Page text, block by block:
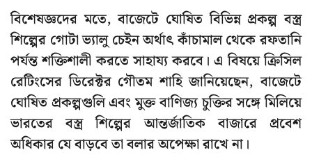
বিশেষজ্ঞদের মতে, বাজেটে ঘোষিত বিভিন্ন প্রকল্প বস্ত্র
শিল্পের গোটা ভ্যালু চেইন অর্থাৎ কাঁচামাল থেকে রফতানি
পর্যন্ত শক্তিশালী করতে সাহায্য করবে। এ বিষয়ে ক্রিসিল
রেটিংসের ডিরেক্টর গৌতম শাহি জানিয়েছেন, বাজেটে
ঘোষিত প্রকল্পগুলি এবং মুক্ত বাণিজ্য চুক্তির সঙ্গে মিলিয়ে
ভারতের বস্ত্র শিল্পের আন্তর্জাতিক বাজারে প্রবেশ
অধিকার যে বাড়বে তা বলার অপেক্ষা রাখে না।